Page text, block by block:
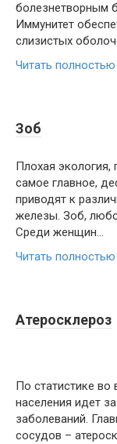
болезнетворным
Иммунитет
слизистых
Читать полностью
Зоб
Плохая
самое главное,
приводят к
железы. Зоб,
Среди женщин…
Читать полностью
Атеросклероз
По статистике во
населения идет
заболеваний.
сосудов –